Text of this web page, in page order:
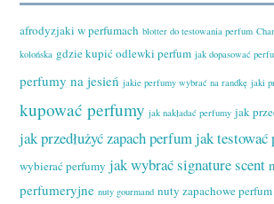
afrodyzjaki w perfumach blotter do testowania perfum
kolońska gdzie kupić odlewki perfum jak dopasować
perfumy na jesień jakie perfumy wybrać na randkę jaki
kupować perfumy jak nakładać perfumy jak
jak przedłużyć zapach perfumjak testować
wybierać perfumy jak wybrać signature scent
perfumeryjne nuty gourmand nuty zapachowe perfum